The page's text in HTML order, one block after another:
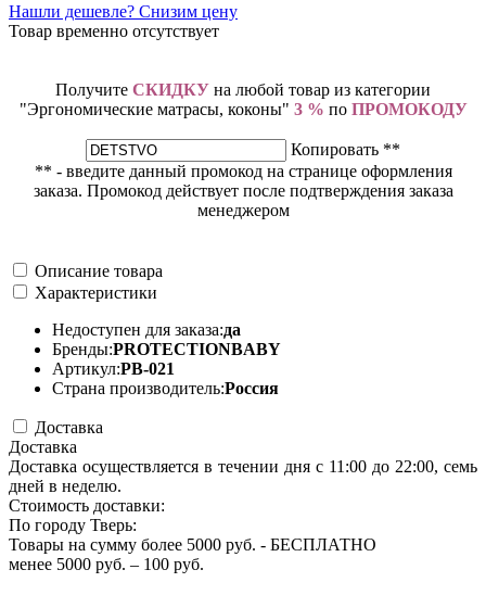
Нашли дешевле? Снизим цену
Товар временно отсутствует
Получите СКИДКУ на любой товар из категории
"Эргономические матрасы, коконы" 3 % по ПРОМОКОДУ
Копировать **
** - введите данный промокод на странице оформления
заказа. Промокод действует после подтверждения заказа
менеджером
Описание товара
Характеристики
Недоступен для заказа:да
Бренды:PROTECTIONBABY
Артикул:РВ-021
Страна производитель:Россия
Доставка
Доставка
Доставка осуществляется в течении дня с 11:00 до 22:00, семь
дней в неделю.
Стоимость доставки:
По городу Тверь:
Товары на сумму более 5000 руб. - БЕСПЛАТНО
менее 5000 руб. – 100 руб.